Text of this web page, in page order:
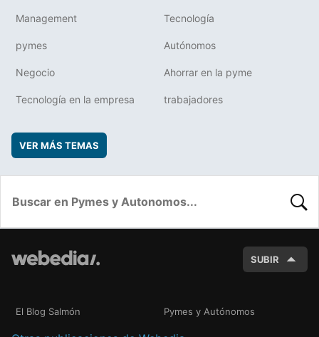
Management Tecnología
pymes Autónomos
Negocio Ahorrar en la pyme
Tecnología en la empresa trabajadores
VER MÁS TEMAS
SUBIR
El Blog Salmón Pymes y Autónomos